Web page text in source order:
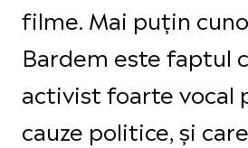
filme. Mai puțin
Bardem este faptul
activist foarte vocal
cauze politice, și